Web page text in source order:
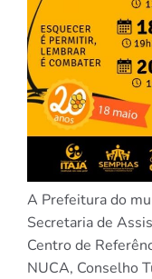
A Prefeitura do
Secretaria de
Centro de
NUCA, Conselho